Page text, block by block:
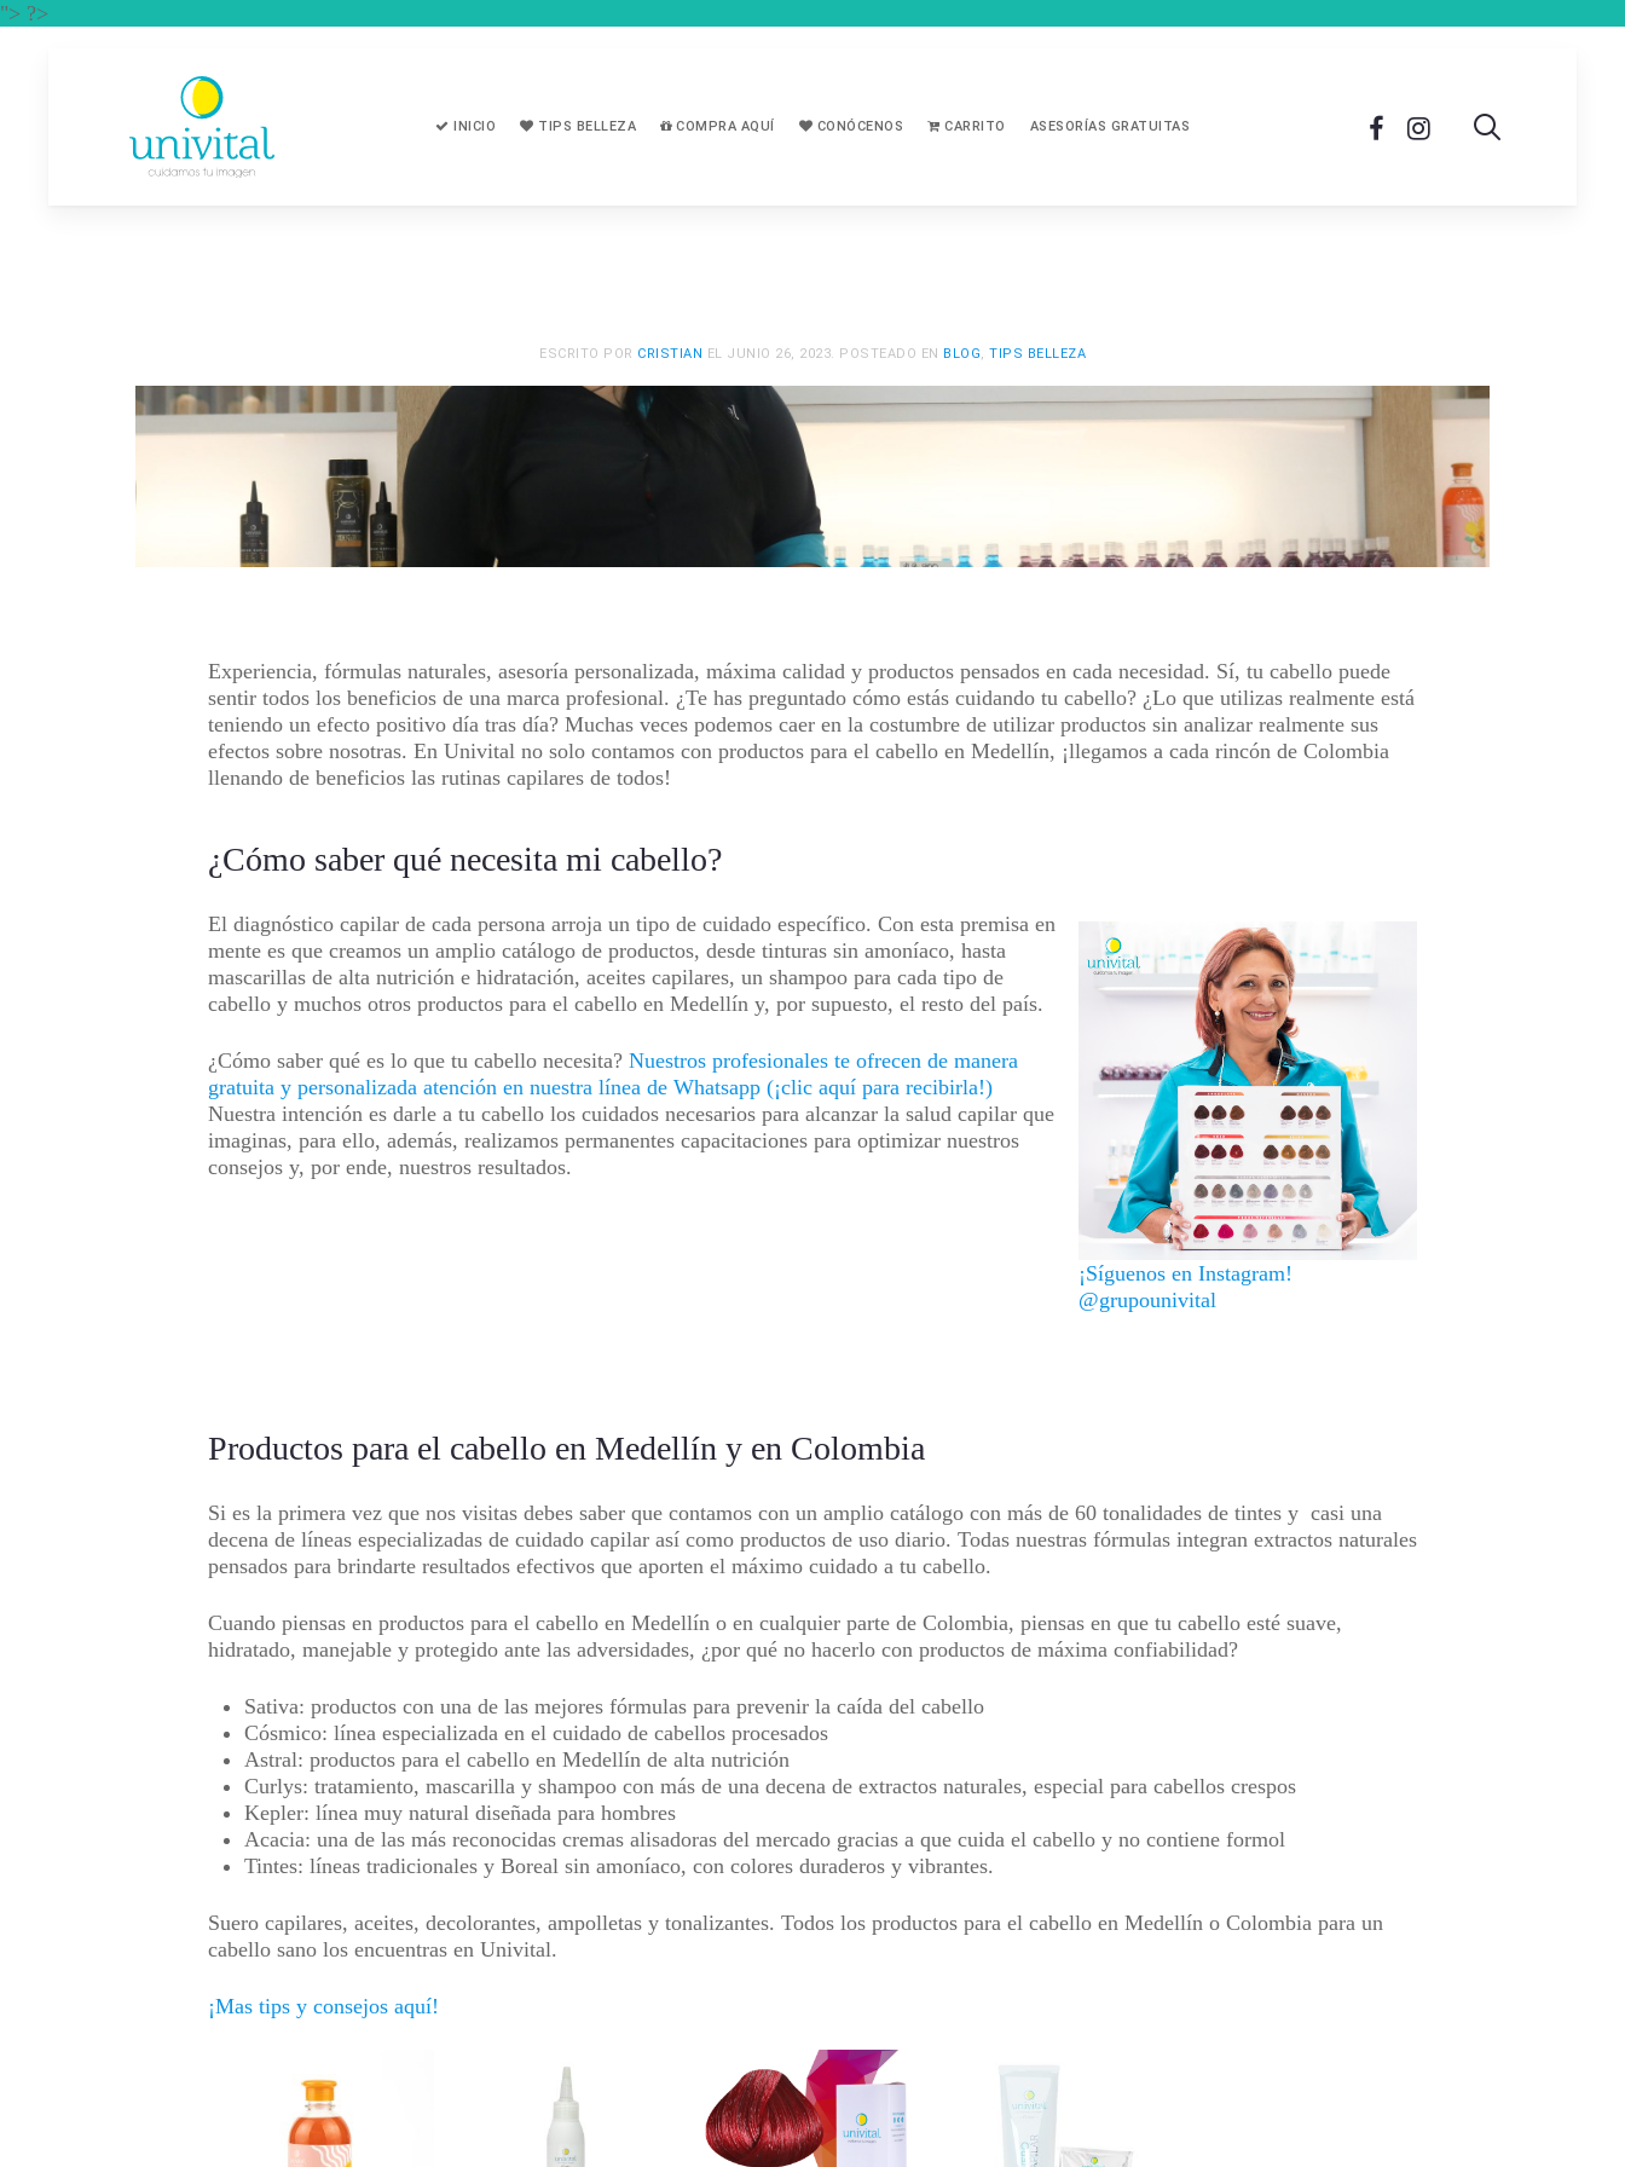
"> ?>
INICIO TIPS BELLEZA COMPRA AQUÍ CONÓCENOS CARRITO ASESORÍAS GRATUITAS
ESCRITO POR CRISTIAN EL JUNIO 26, 2023. POSTEADO EN BLOG, TIPS BELLEZA
Experiencia, fórmulas naturales, asesoría personalizada, máxima calidad y productos pensados en cada necesidad. Sí, tu cabello puede
sentir todos los beneficios de una marca profesional. ¿Te has preguntado cómo estás cuidando tu cabello? ¿Lo que utilizas realmente está
teniendo un efecto positivo día tras día? Muchas veces podemos caer en la costumbre de utilizar productos sin analizar realmente sus
efectos sobre nosotras. En Univital no solo contamos con productos para el cabello en Medellín, ¡llegamos a cada rincón de Colombia
llenando de beneficios las rutinas capilares de todos!
¿Cómo saber qué necesita mi cabello?
¡Síguenos en Instagram!
@grupounivital
El diagnóstico capilar de cada persona arroja un tipo de cuidado específico. Con esta premisa en
mente es que creamos un amplio catálogo de productos, desde tinturas sin amoníaco, hasta
mascarillas de alta nutrición e hidratación, aceites capilares, un shampoo para cada tipo de
cabello y muchos otros productos para el cabello en Medellín y, por supuesto, el resto del país.
¿Cómo saber qué es lo que tu cabello necesita? Nuestros profesionales te ofrecen de manera
gratuita y personalizada atención en nuestra línea de Whatsapp (¡clic aquí para recibirla!)
Nuestra intención es darle a tu cabello los cuidados necesarios para alcanzar la salud capilar que
imaginas, para ello, además, realizamos permanentes capacitaciones para optimizar nuestros
consejos y, por ende, nuestros resultados.
Productos para el cabello en Medellín y en Colombia
Si es la primera vez que nos visitas debes saber que contamos con un amplio catálogo con más de 60 tonalidades de tintes y casi una
decena de líneas especializadas de cuidado capilar así como productos de uso diario. Todas nuestras fórmulas integran extractos naturales
pensados para brindarte resultados efectivos que aporten el máximo cuidado a tu cabello.
Cuando piensas en productos para el cabello en Medellín o en cualquier parte de Colombia, piensas en que tu cabello esté suave,
hidratado, manejable y protegido ante las adversidades, ¿por qué no hacerlo con productos de máxima confiabilidad?
Sativa: productos con una de las mejores fórmulas para prevenir la caída del cabello
Cósmico: línea especializada en el cuidado de cabellos procesados
Astral: productos para el cabello en Medellín de alta nutrición
Curlys: tratamiento, mascarilla y shampoo con más de una decena de extractos naturales, especial para cabellos crespos
Kepler: línea muy natural diseñada para hombres
Acacia: una de las más reconocidas cremas alisadoras del mercado gracias a que cuida el cabello y no contiene formol
Tintes: líneas tradicionales y Boreal sin amoníaco, con colores duraderos y vibrantes.
Suero capilares, aceites, decolorantes, ampolletas y tonalizantes. Todos los productos para el cabello en Medellín o Colombia para un
cabello sano los encuentras en Univital.
¡Mas tips y consejos aquí!